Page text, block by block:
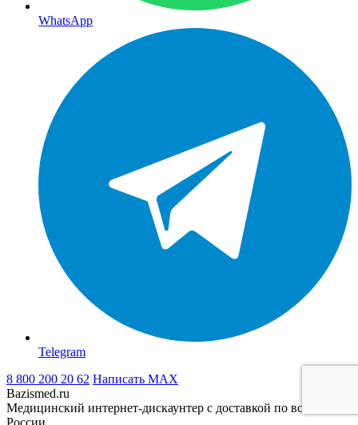
WhatsApp
Telegram
8 800 200 20 62 Написать MAX
Bazismed.ru
Медицинский интернет-дискаунтер с доставкой по всей
России